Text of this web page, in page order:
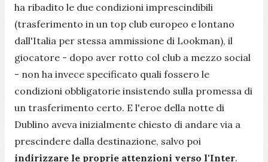
ha ribadito le due condizioni imprescindibili
(trasferimento in un top club europeo e lontano
dall'Italia per stessa ammissione di Lookman), il
giocatore - dopo aver rotto col club a mezzo social
- non ha invece specificato quali fossero le
condizioni obbligatorie insistendo sulla promessa di
un trasferimento certo. E l'eroe della notte di
Dublino aveva inizialmente chiesto di andare via a
prescindere dalla destinazione, salvo poi
indirizzare le proprie attenzioni verso l'Inter.